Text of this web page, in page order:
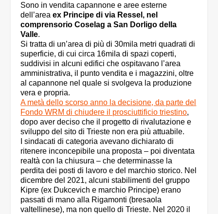
Sono in vendita capannone e aree esterne
dell’areaex Principe di via Ressel, nel
comprensorio Coselag a San Dorligo della
Valle.
Si tratta di un’area di più di 30mila metri quadrati di
superficie, di cui circa 16mila di spazi coperti,
suddivisi in alcuni edifici che ospitavano l’area
amministrativa, il punto vendita e i magazzini, oltre
al capannone nel quale si svolgeva la produzione
vera e propria.
A metà dello scorso anno la decisione, da parte del
Fondo WRM di chiudere il prosciuttificio triestino,
dopo aver deciso che il progetto di rivalutazione e
sviluppo del sito di Trieste non era più attuabile.
I sindacati di categoria avevano dichiarato di
ritenere inconcepibile una proposta – poi diventata
realtà con la chiusura – che determinasse la
perdita dei posti di lavoro e del marchio storico. Nel
dicembre del 2021, alcuni stabilimenti del gruppo
Kipre (ex Dukcevich e marchio Principe) erano
passati di mano alla Rigamonti (bresaola
valtellinese), ma non quello di Trieste. Nel 2020 il